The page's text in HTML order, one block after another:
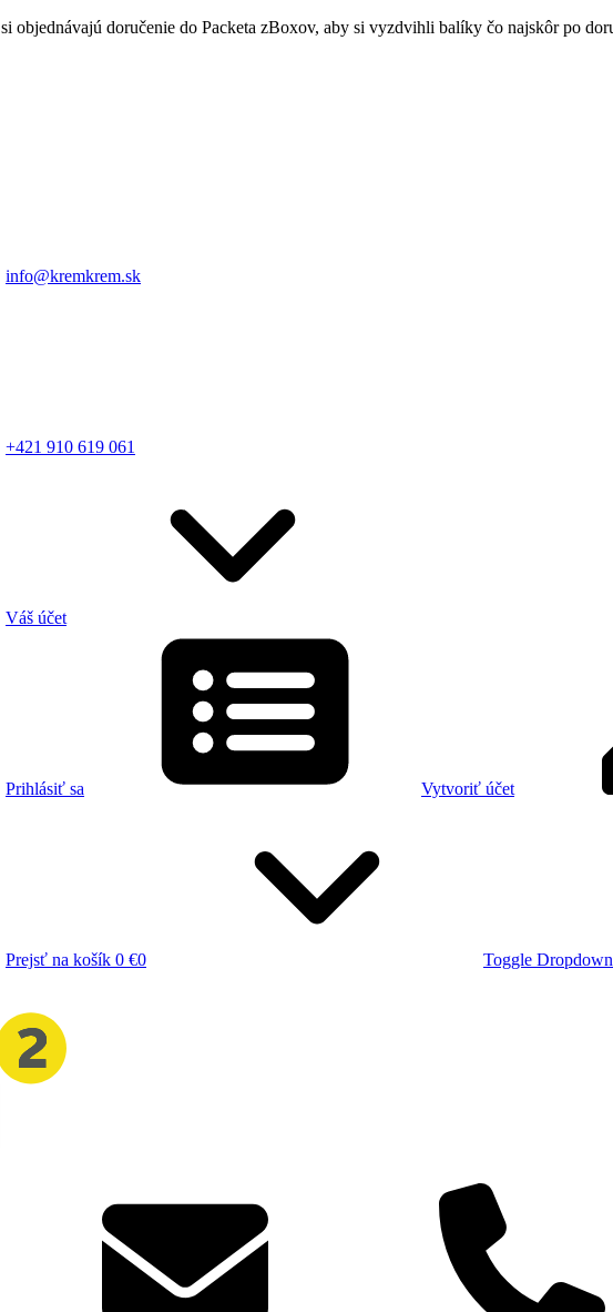
objednávajú doručenie do Packeta zBoxov, aby si vyzdvihli balíky čo najskôr po
info@kremkrem.sk
+421 910 619 061
Váš účet
Prihlásiť sa Vytvoriť účet
Prejsť na košík 0 €0
Toggle Dropdown